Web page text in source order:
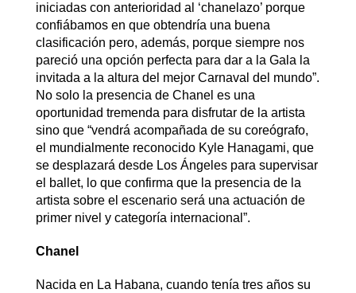
iniciadas con anterioridad al ‘chanelazo’ porque
confiábamos en que obtendría una buena
clasificación pero, además, porque siempre nos
pareció una opción perfecta para dar a la Gala la
invitada a la altura del mejor Carnaval del mundo”.
No solo la presencia de Chanel es una
oportunidad tremenda para disfrutar de la artista
sino que “vendrá acompañada de su coreógrafo,
el mundialmente reconocido Kyle Hanagami, que
se desplazará desde Los Ángeles para supervisar
el ballet, lo que confirma que la presencia de la
artista sobre el escenario será una actuación de
primer nivel y categoría internacional”.
Chanel
Nacida en La Habana, cuando tenía tres años su